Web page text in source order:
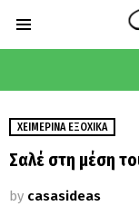
ΧΕΙΜΕΡΙΝΆ ΕΞΟΧΙΚΆ
Σαλέ στη μέση
by casasideas